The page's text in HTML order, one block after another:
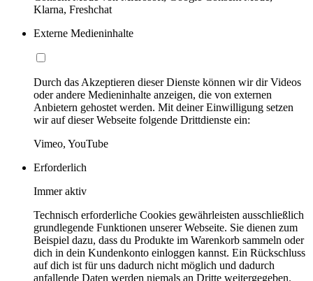
Klarna, Freshchat
Externe Medieninhalte
Durch das Akzeptieren dieser Dienste können wir dir Videos
oder andere Medieninhalte anzeigen, die von externen
Anbietern gehostet werden. Mit deiner Einwilligung setzen
wir auf dieser Webseite folgende Drittdienste ein:
Vimeo, YouTube
Erforderlich
Immer aktiv
Technisch erforderliche Cookies gewährleisten ausschließlich
grundlegende Funktionen unserer Webseite. Sie dienen zum
Beispiel dazu, dass du Produkte im Warenkorb sammeln oder
dich in dein Kundenkonto einloggen kannst. Ein Rückschluss
auf dich ist für uns dadurch nicht möglich und dadurch
anfallende Daten werden niemals an Dritte weitergegeben.